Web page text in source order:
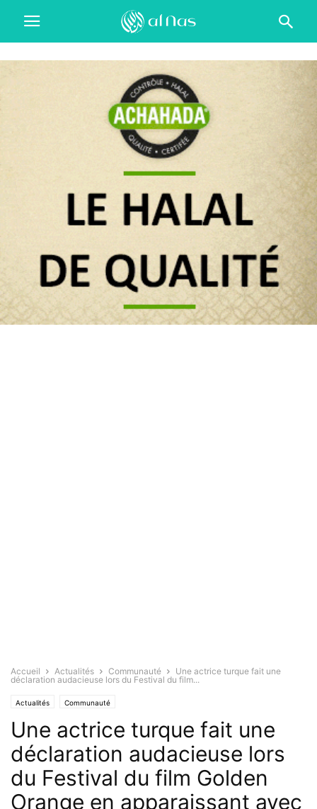
Accueil Actualités Communauté
Une actrice turque fait une
déclaration audacieuse lors du Festival du film...
Actualités Communauté
Une actrice turque fait une
déclaration audacieuse lors
du Festival du film Golden
Orange en apparaissant avec